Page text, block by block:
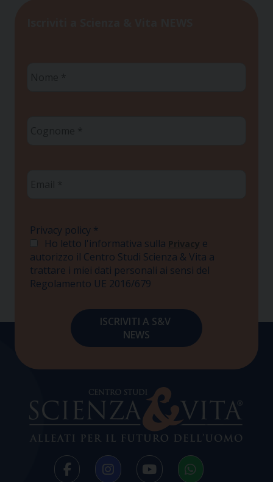
Privacy policy *
Ho letto l'informativa sulla Privacy e
autorizzo il Centro Studi Scienza & Vita a
trattare i miei dati personali ai sensi del
Regolamento UE 2016/679